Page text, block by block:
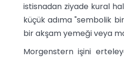
istisnadan ziyade kural
küçük adıma "sembolik
bir akşam yemeği veya
Morgenstern işini